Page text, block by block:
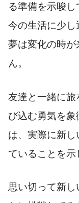
る準備を示唆し
今の生活に少
夢は変化の時
ん。
友達と一緒に
び込む勇気を
は、実際に新
ていることを示
思い切って新し